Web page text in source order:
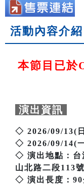
活動內容介紹
本節目已於
演出資訊
◇ 2026/09/13(
◇ 2026/09/14(
◇ 演出地點：台
山北路二段113
◇ 演出長度：90